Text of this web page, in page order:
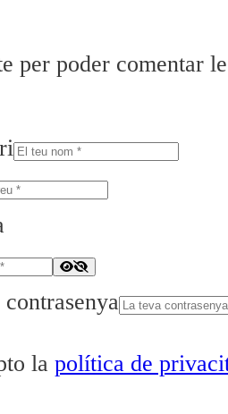
per poder comentar
la política de